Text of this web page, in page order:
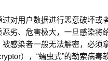
用户数据进行恶意破坏或
劣、危害极大，一旦感染将
感染者一般无法解密，必须
），“蠕虫式”的勒索病毒